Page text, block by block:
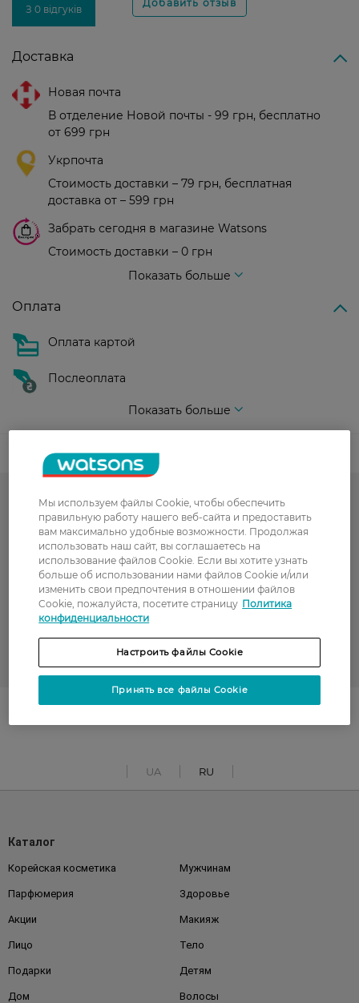
З 0 відгуків
Доставка
Новая почта
В отделение Новой почты - 99 грн, бесплатно
от 699 грн
Укрпочта
Стоимость доставки – 79 грн, бесплатная
доставка от – 599 грн
Забрать сегодня в магазине Watsons
Стоимость доставки – 0 грн
Показать больше
Оплата
Оплата картой
Послеоплата
Показать больше
Код товара
-50% на обраний асортимент
Краска для волос
Гарячий сезон у WATSONS
Тонирующие средства для волос
ECHOSLINE до -20%: салонный уход для волос дома
Поділитись із друзями
UA RU
Каталог
Корейская косметика Мужчинам
Парфюмерия Здоровье
Акции Макияж
Лицо Тело
Подарки Детям
Дом Волосы
Мы используем файлы Cookie, чтобы обеспечить
правильную работу нашего веб-сайта и предоставить
вам максимально удобные возможности. Продолжая
использовать наш сайт, вы соглашаетесь на
использование файлов Cookie. Если вы хотите узнать
больше об использовании нами файлов Cookie и/или
изменить свои предпочтения в отношении файлов
Cookie, пожалуйста, посетите страницу Политика
конфиденциальности
Настроить файлы Cookie
Принять все файлы Cookie